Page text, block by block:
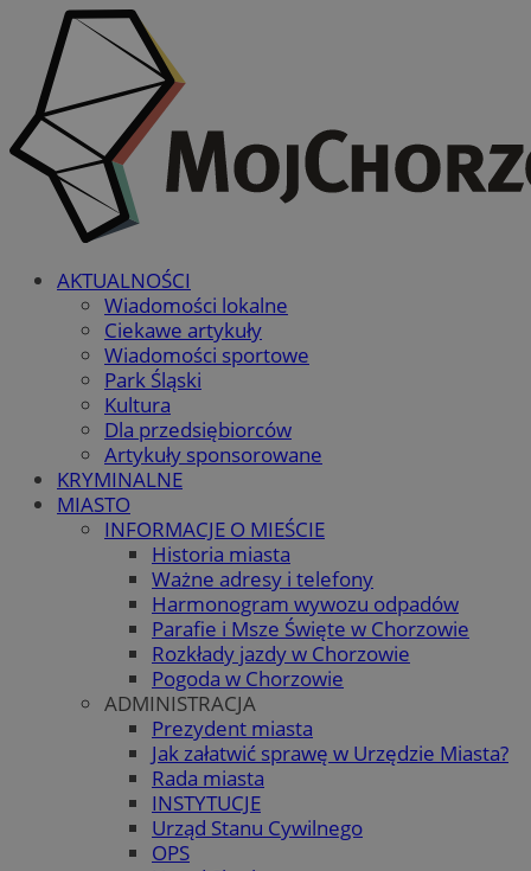
AKTUALNOŚCI
Wiadomości lokalne
Ciekawe artykuły
Wiadomości sportowe
Park Śląski
Kultura
Dla przedsiębiorców
Artykuły sponsorowane
KRYMINALNE
MIASTO
INFORMACJE O MIEŚCIE
Historia miasta
Ważne adresy i telefony
Harmonogram wywozu odpadów
Parafie i Msze Święte w Chorzowie
Rozkłady jazdy w Chorzowie
Pogoda w Chorzowie
ADMINISTRACJA
Prezydent miasta
Jak załatwić sprawę w Urzędzie Miasta?
Rada miasta
INSTYTUCJE
Urząd Stanu Cywilnego
OPS